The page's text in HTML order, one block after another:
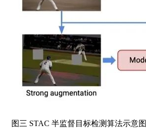
图三 STAC 半监督目标检测算法示意图